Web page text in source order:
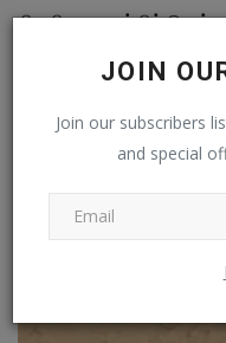
JOIN
Join our subscribers
and special
சிறுமியை கடத்திச்